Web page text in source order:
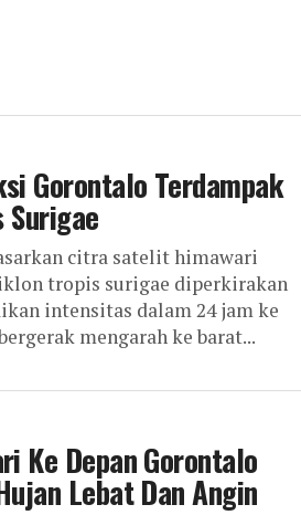
Gorontalo Terdampak
Surigae
citra satelit himawari
tropis surigae diperkirakan
intensitas dalam 24 jam ke
mengarah ke barat...
Ke Depan Gorontalo
Lebat Dan Angin